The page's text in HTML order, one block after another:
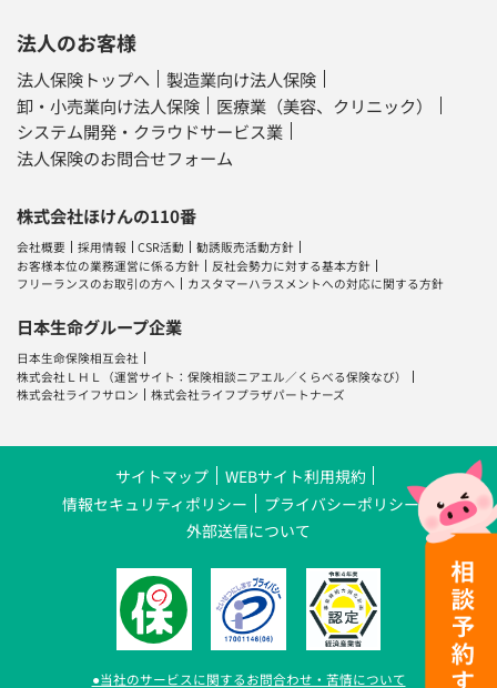
法人のお客様
法人保険トップへ
製造業向け法人保険
卸・小売業向け法人保険
医療業（美容、クリニック）
システム開発・クラウドサービス業
法人保険のお問合せフォーム
株式会社ほけんの110番
会社概要 採用情報 CSR活動
勧誘販売活動方針
お客様本位の業務運営に係る方針
反社会勢力に対する基本方針
フリーランスのお取引の方へ
カスタマーハラスメントへの対応に関する方針
日本生命グループ企業
日本生命保険相互会社
株式会社ＬＨＬ
（運営サイト：保険相談ニアエル ／ くらべる保険なび）
株式会社ライフサロン
株式会社ライフプラザパートナーズ
サイトマップ
WEBサイト利用規約
情報セキュリティポリシー
プライバシーポリシー
外部送信について
●当社のサービスに関するお問合わせ・苦情について